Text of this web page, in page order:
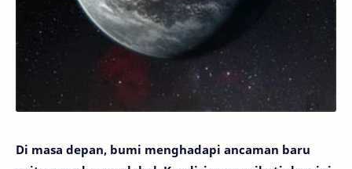
Di masa depan, bumi menghadapi ancaman baru